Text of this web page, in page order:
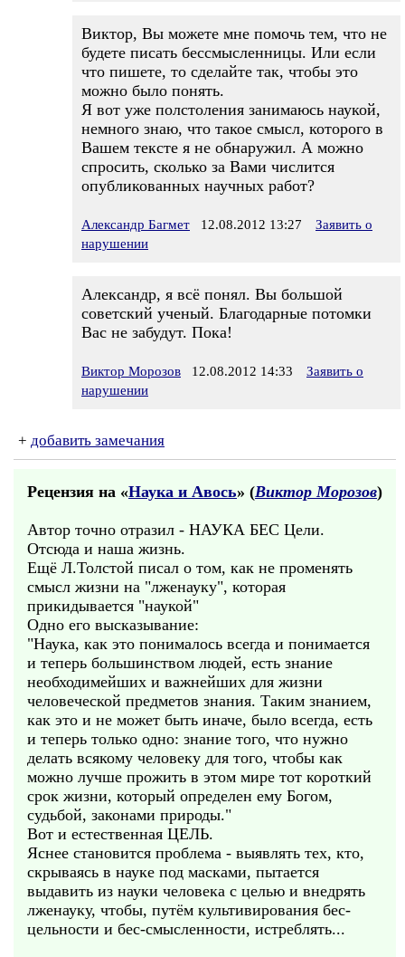
Виктор, Вы можете мне помочь тем, что не
будете писать бессмысленницы. Или если
что пишете, то сделайте так, чтобы это
можно было понять.
Я вот уже полстоления занимаюсь наукой,
немного знаю, что такое смысл, которого в
Вашем тексте я не обнаружил. А можно
спросить, сколько за Вами числится
опубликованных научных работ?
Александр Багмет 12.08.2012 13:27
Заявить о
нарушении
Александр, я всё понял. Вы большой
советский ученый. Благодарные потомки
Вас не забудут. Пока!
Виктор Морозов 12.08.2012 14:33
Заявить о
нарушении
+ добавить замечания
Рецензия на «Наука и Авось» (Виктор Морозов)
Автор точно отразил - НАУКА БЕС Цели.
Отсюда и наша жизнь.
Ещё Л.Толстой писал о том, как не променять
смысл жизни на "лженауку", которая
прикидывается "наукой"
Одно его высказывание:
"Наука, как это понималось всегда и понимается
и теперь большинством людей, есть знание
необходимейших и важнейших для жизни
человеческой предметов знания. Таким знанием,
как это и не может быть иначе, было всегда, есть
и теперь только одно: знание того, что нужно
делать всякому человеку для того, чтобы как
можно лучше прожить в этом мире тот короткий
срок жизни, который определен ему Богом,
судьбой, законами природы."
Вот и естественная ЦЕЛЬ.
Яснее становится проблема - выявлять тех, кто,
скрываясь в науке под масками, пытается
выдавить из науки человека с целью и внедрять
лженауку, чтобы, путём культивирования бес-
цельности и бес-смысленности, истреблять...